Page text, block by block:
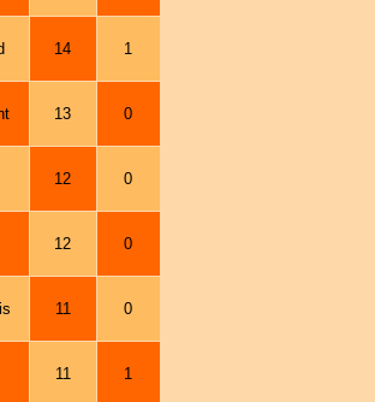
14 1
13 0
12 0
12 0
11 0
11 1